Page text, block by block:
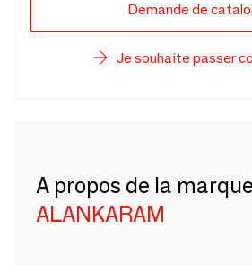
Demande de
Je souhaite passer
A propos de la marque
ALANKARAM